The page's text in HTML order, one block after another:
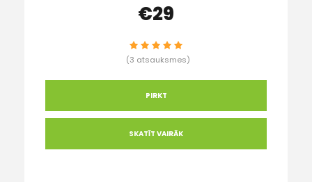
€29
(3 atsauksmes)
PIRKT
SKATĪT VAIRĀK